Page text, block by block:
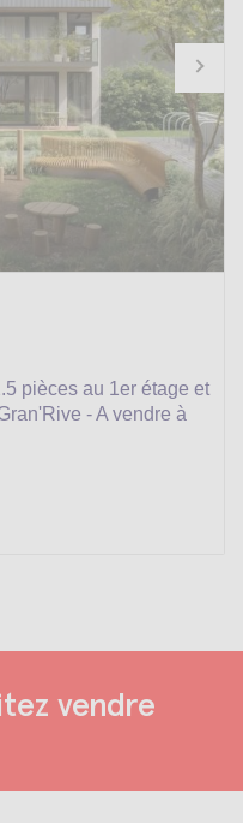
pièces au 1er étage et
- A vendre à
vendre